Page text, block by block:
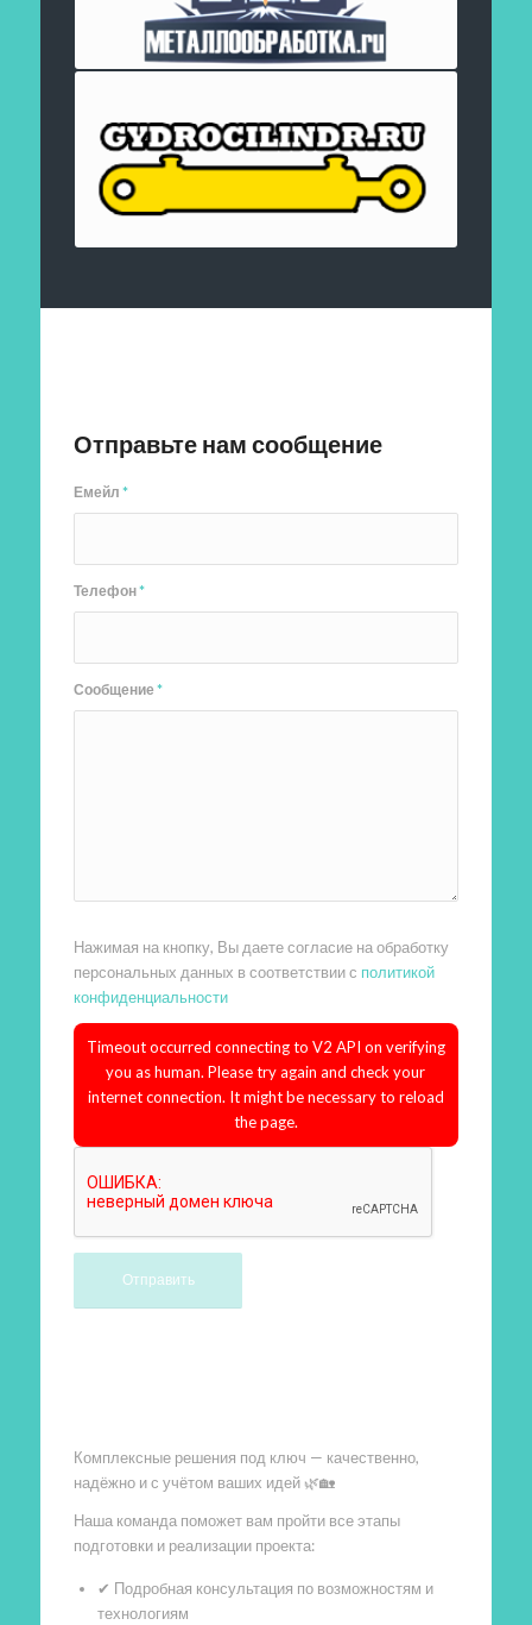
Отправьте нам сообщение
Емейл*
Телефон*
Сообщение*
Нажимая на кнопку, Вы даете согласие на обработку
персональных данных в соответствии с политикой
конфиденциальности
Timeout occurred connecting to V2 API on verifying
you as human. Please try again and check your
internet connection. It might be necessary to reload
the page.
Комплексные решения под ключ — качественно,
надёжно и с учётом ваших идей 🌿🏡
Наша команда поможет вам пройти все этапы
подготовки и реализации проекта:
✔ Подробная консультация по возможностям и
технологиям